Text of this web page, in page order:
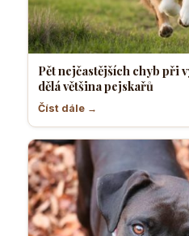
Pět nejčastějších chyb při
dělá většina pejskařů
Číst dále →